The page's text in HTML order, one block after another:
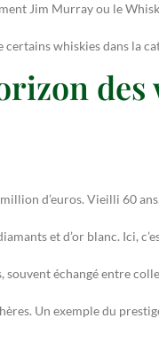
Jim Murray ou le
whiskies dans la
des
d’euros. Vieilli 60
et d’or blanc. Ici,
souvent échangé entre
Un exemple du